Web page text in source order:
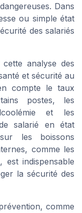
Dans
ou simple état
des salariés
analyse des
et sécurité au
compte le taux
postes, les
et les
salarié en état
les boissons
comme les
indispensable
la sécurité des
comme